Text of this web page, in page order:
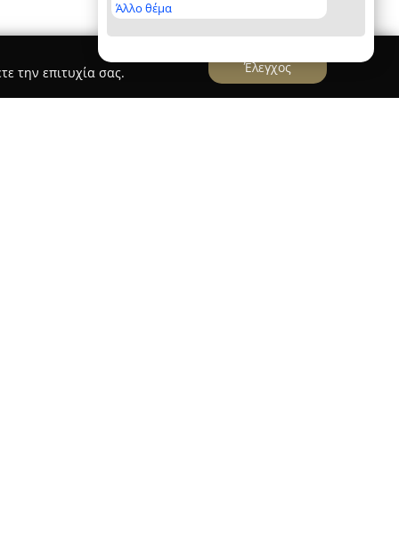
Άλλο θέμα
την επιτυχία σας. Έλεγχος